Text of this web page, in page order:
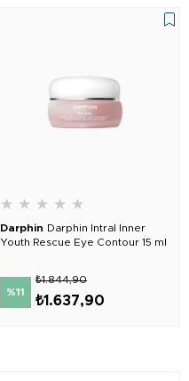
★ ★ ★ ★ ★
Darphin Darphin Intral Inner
Youth Rescue Eye Contour 15 ml
%11
₺1.637,90
₺1.844,90